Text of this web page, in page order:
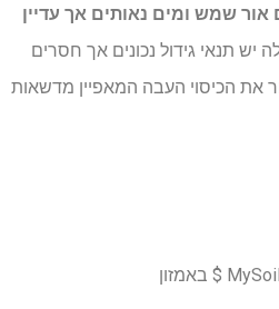
שמש ומים נאותים אך עדיין
יש תנאי גידול נכונים אך חסרים
את הכיסוי העבה המאפיין מדשאות
באמזון